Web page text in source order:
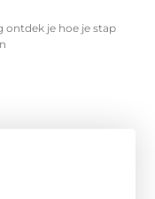
ontdek je hoe je stap